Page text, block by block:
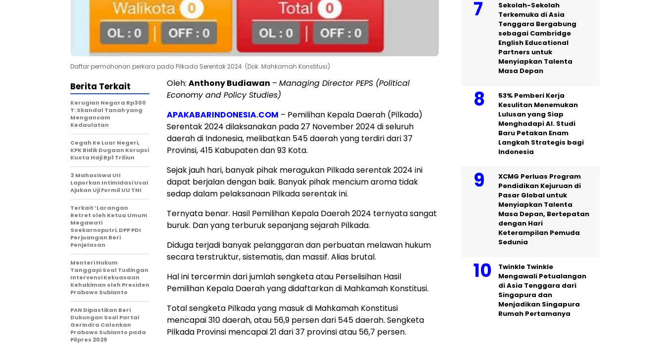
Daftar permohonan perkara pada Pilkada Serentak 2024. (Dok. Mahkamah Konstitusi)
Oleh: Anthony Budiawan – Managing Director PEPS (Political
Economy and Policy Studies)
APAKABARINDONESIA.COM – Pemilihan Kepala Daerah (Pilkada)
Serentak 2024 dilaksanakan pada 27 November 2024 di seluruh
daerah di Indonesia, melibatkan 545 daerah yang terdiri dari 37
Provinsi, 415 Kabupaten dan 93 Kota.
Sejak jauh hari, banyak pihak meragukan Pilkada serentak 2024 ini
dapat berjalan dengan baik. Banyak pihak mencium aroma tidak
sedap dalam pelaksanaan Pilkada serentak ini.
Ternyata benar. Hasil Pemilihan Kepala Daerah 2024 ternyata sangat
buruk. Dan yang terburuk sepanjang sejarah Pilkada.
Diduga terjadi banyak pelanggaran dan perbuatan melawan hukum
secara terstruktur, sistematis, dan massif. Alias brutal.
Hal ini tercermin dari jumlah sengketa atau Perselisihan Hasil
Pemilihan Kepala Daerah yang didaftarkan di Mahkamah Konstitusi.
Total sengketa Pilkada yang masuk di Mahkamah Konstitusi
mencapai 310 daerah, atau 56,9 persen dari 545 daerah. Sengketa
Pilkada Provinsi mencapai 21 dari 37 provinsi atau 56,7 persen.
Berita Terkait
Kerugian Negara Rp300
T: Skandal Tanah yang
Mengancam
Kedaulatan
Cegah Ke Luar Negeri,
KPK Bidik Dugaan Korupsi
Kuota Haji Rp1 Triliun
3 Mahasiswa UII
Laporkan Intimidasi Usai
Ajukan Uji Formil UU TNI
Terkait ‘Larangan
Retret oleh Ketua Umum
Megawati
Soekarnoputri, DPP PDI
Perjuangan Beri
Penjelasan
Menteri Hukum
Tanggapi Soal Tudingan
Intervensi Kekuasaan
Kehakiman oleh Presiden
Prabowo Subianto
PAN Dipastikan Beri
Dukungan Soal Partai
Gerindra Calonkan
Prabowo Subianto pada
Pilpres 2029
Sekolah-Sekolah
Terkemuka di Asia
Tenggara Bergabung
sebagai Cambridge
English Educational
Partners untuk
Menyiapkan Talenta
Masa Depan
53% Pemberi Kerja
Kesulitan Menemukan
Lulusan yang Siap
Menghadapi AI. Studi
Baru Petakan Enam
Langkah Strategis bagi
Indonesia
XCMG Perluas Program
Pendidikan Kejuruan di
Pasar Global untuk
Menyiapkan Talenta
Masa Depan, Bertepatan
dengan Hari
Keterampilan Pemuda
Sedunia
Twinkle Twinkle
Mengawali Petualangan
di Asia Tenggara dari
Singapura dan
Menjadikan Singapura
Rumah Pertamanya